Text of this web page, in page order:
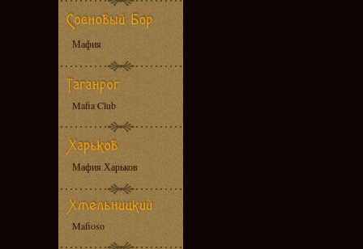
Мафия
Mafia Club
Мафия Харьков
Mafioso